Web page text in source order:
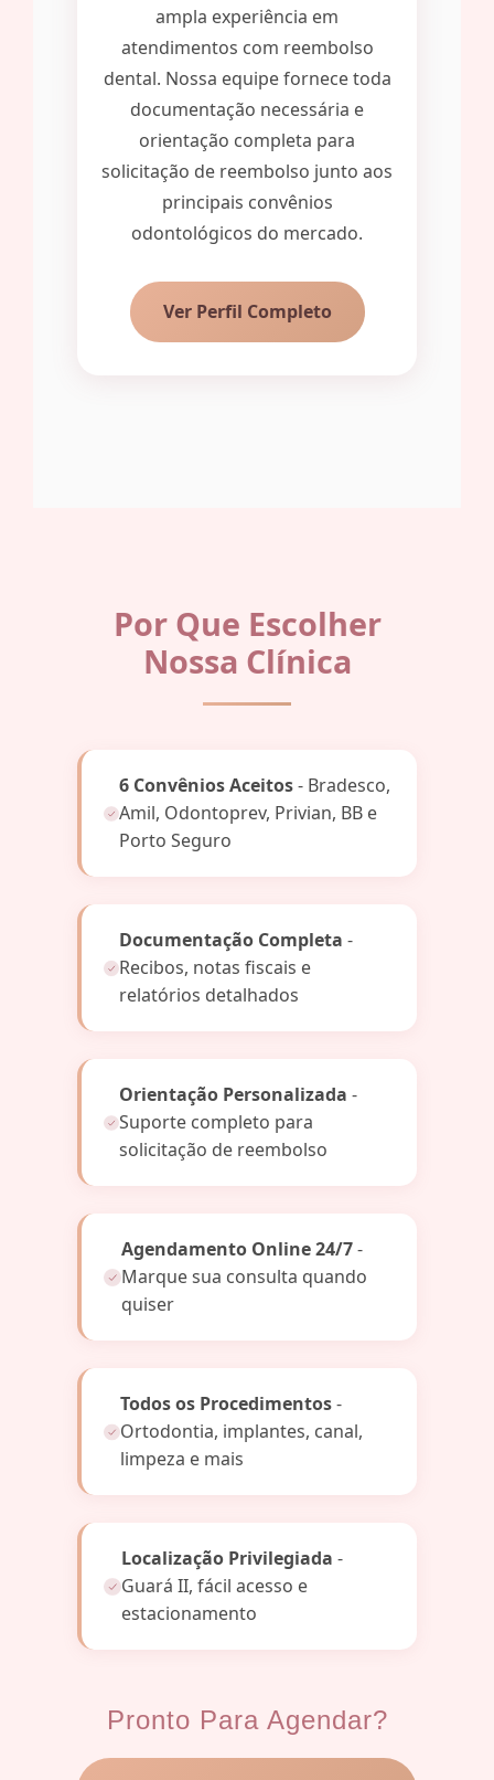
ampla experiência em
atendimentos com reembolso
dental. Nossa equipe fornece toda
documentação necessária e
orientação completa para
solicitação de reembolso junto aos
principais convênios
odontológicos do mercado.
Ver Perfil Completo
Por Que Escolher
Nossa Clínica
6 Convênios Aceitos- Bradesco,
Amil, Odontoprev, Privian, BB e
Porto Seguro
Documentação Completa -
Recibos, notas fiscais e
relatórios detalhados
Orientação Personalizada -
Suporte completo para
solicitação de reembolso
Agendamento Online 24/7-
Marque sua consulta quando
quiser
Todos os Procedimentos-
Ortodontia, implantes, canal,
limpeza e mais
Localização Privilegiada -
Guará II, fácil acesso e
estacionamento
Pronto Para Agendar?